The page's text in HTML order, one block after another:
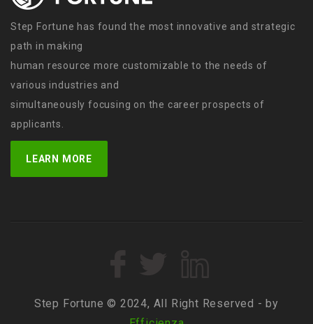
Step Fortune has found the most innovative and strategic
path in making
human resource more customizable to the needs of
various industries and
simultaneously focusing on the career prospects of
applicants.
LEARN MORE
Step Fortune © 2024, All Right Reserved - by